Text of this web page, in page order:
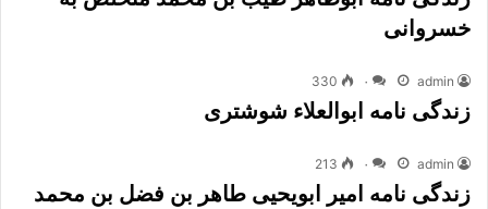
خسروانی
admin ۰ 330
زندگی نامه ابوالعلاء شوشتری
admin ۰ 213
زندگی نامه امیر ابویحیی طاهر بن فضل بن محمد